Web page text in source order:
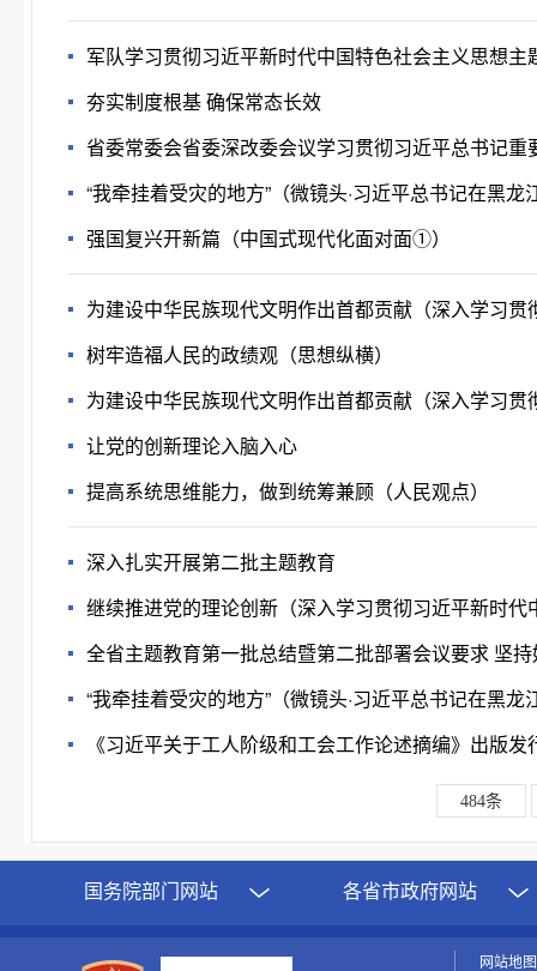
军队学习贯彻习近平新时代中国特色社会主义思想
夯实制度根基 确保常态长效
省委常委会省委深改委会议学习贯彻习近平总书记
取得新成效
“我牵挂着受灾的地方”（微镜头·习近平总书记在黑龙
强国复兴开新篇（中国式现代化面对面①）
为建设中华民族现代文明作出首都贡献（深入学习
树牢造福人民的政绩观（思想纵横）
为建设中华民族现代文明作出首都贡献（深入学习
让党的创新理论入脑入心
提高系统思维能力，做到统筹兼顾（人民观点）
深入扎实开展第二批主题教育
继续推进党的理论创新（深入学习贯彻习近平新时代
全省主题教育第一批总结暨第二批部署会议要求 坚
“我牵挂着受灾的地方”（微镜头·习近平总书记在黑龙
《习近平关于工人阶级和工会工作论述摘编》出版发
484条
国务院部门网站 各省市政府网站
网站地